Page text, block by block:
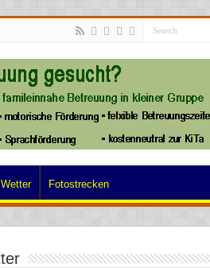
Wetter Fotostrecken